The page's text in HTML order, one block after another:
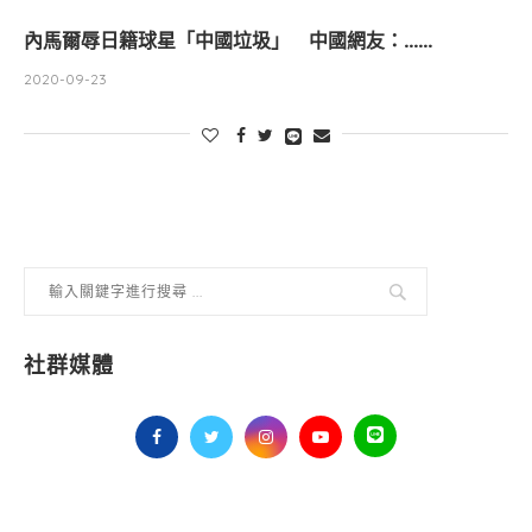
內馬爾辱日籍球星「中國垃圾」 中國網友：……
2020-09-23
社群媒體